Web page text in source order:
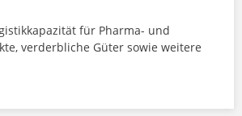
für Pharma- und
verderbliche Güter sowie weitere